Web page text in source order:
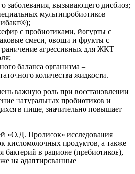
заболевания, вызывающего дисбиоз;
мультипробиотиков
с пробиотиками, йогурты с
смеси, овощи и фрукты с
агрессивных для ЖКТ
баланса организма –
количества жидкости.
важную роль при восстановлении
натуральных пробиотиков и
в пище, значительно повышает
«О.Д. Пролисок» исследования
кисломолочных продуктов, а также
бактерий в рационе (пребиотиков),
на адаптированные